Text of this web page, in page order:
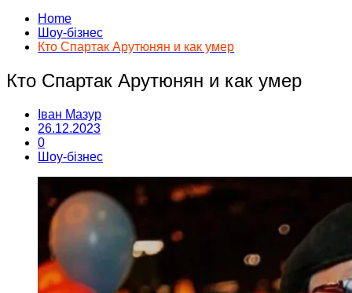
Home
Шоу-бізнес
Кто Спартак Арутюнян и как умер
Кто Спартак Арутюнян и как умер
Іван Мазур
26.12.2023
0
Шоу-бізнес